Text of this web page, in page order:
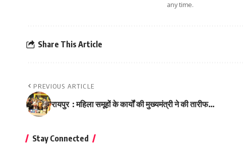
any time.
Share This Article
PREVIOUS ARTICLE
रायपुर : महिला समूहों के कार्यों की मुख्यमंत्री ने की तारीफ…
Stay Connected